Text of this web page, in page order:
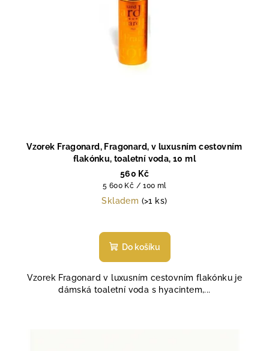
Vzorek Fragonard, Fragonard, v luxusním cestovním
flakónku, toaletní voda, 10 ml
560 Kč
Měrná
cena:
5 600 Kč / 100 ml
Skladem (>1 ks)
Do košíku
Vzorek Fragonard v luxusním cestovním flakónku je
dámská toaletní voda s hyacintem,...